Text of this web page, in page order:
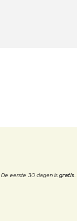
De eerste 30 dagen isgratis.